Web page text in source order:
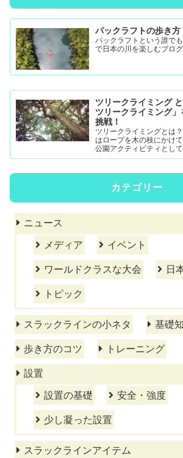
パックラフトの歩き方
パックラフトという誰で
で日本の川を楽しむブロ
ツリークライミング
ツリークライミング
挑戦！
ツリークライミングとは
はロープを木の枝にかけ
公園アクティビティとし
模様。DRTダブルドロー
カテゴリー
ニュース
メディア イベント
ワールドクラスな大会 日
トピック
スラックラインの小ネタ 基礎
歩き方のコツ トレーニング
設置
設置の基礎 安全・強度
少し凝った設置
スラックラインアイテム